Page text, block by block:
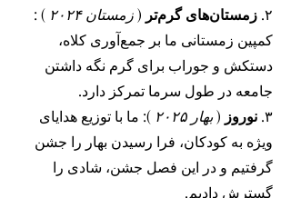
۲. زمستان‌های گرم‌تر (زمستان ۲۰۲۴ )
:
کمپین زمستانی ما بر جمع‌آوری کلاه،
دستکش و جوراب برای گرم نگه داشتن
جامعه در طول سرما تمرکز دارد.
۳. نوروز (بهار ۲۰۲۵
): ما با توزیع هدایای
ویژه به کودکان، فرا رسیدن بهار را جشن
گرفتیم و در این فصل جشن، شادی را
گسترش دادیم.